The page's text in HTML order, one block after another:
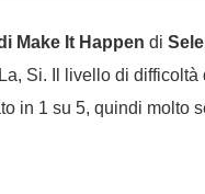
Make It Happen di
Si. Il livello di difficoltà
in 1 su 5, quindi molto